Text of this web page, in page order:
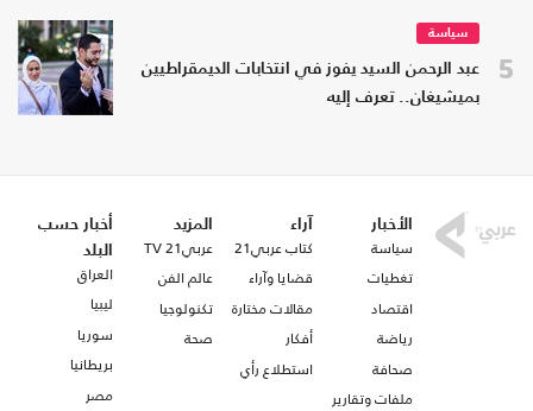
5
سياسة
عبد الرحمن السيد يفوز في انتخابات الديمقراطيين
بميشيغان.. تعرف إليه
الأخبار
سياسة
تغطيات
اقتصاد
رياضة
صحافة
ملفات وتقارير
آراء
كتاب عربي21
قضايا وآراء
مقالات مختارة
أفكار
استطلاع رأي
المزيد
عربي21 TV
عالم الفن
تكنولوجيا
صحة
أخبار حسب
البلد
العراق
ليبيا
سوريا
بريطانيا
مصر